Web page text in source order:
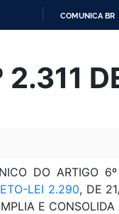
O
COMUNICA BR
2.311
DO ARTIGO
LEI 2.290, DE
E